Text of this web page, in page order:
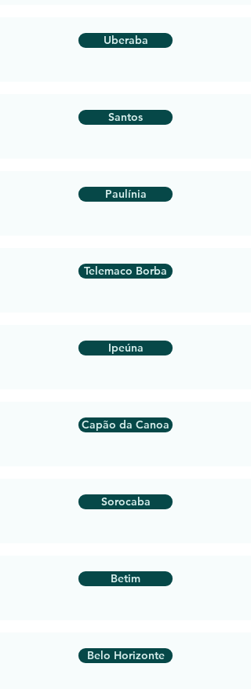
Uberaba
Santos
Paulínia
Telemaco Borba
Ipeúna
Capão da Canoa
Sorocaba
Betim
Belo Horizonte